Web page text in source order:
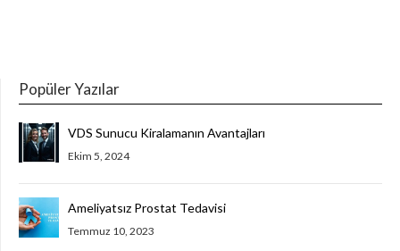
Popüler Yazılar
VDS Sunucu Kiralamanın Avantajları
Ekim 5, 2024
Ameliyatsız Prostat Tedavisi
Temmuz 10, 2023